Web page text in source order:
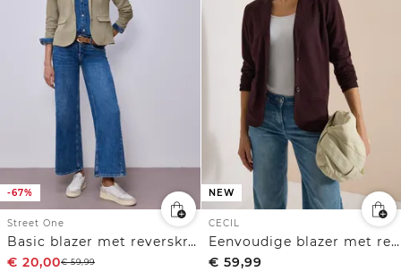
-67%
Street One
Basic blazer met reverskraag
€ 20,00€59,99
NEW
CECIL
Eenvoudige blazer met reverskraag en knopen
€ 59,99